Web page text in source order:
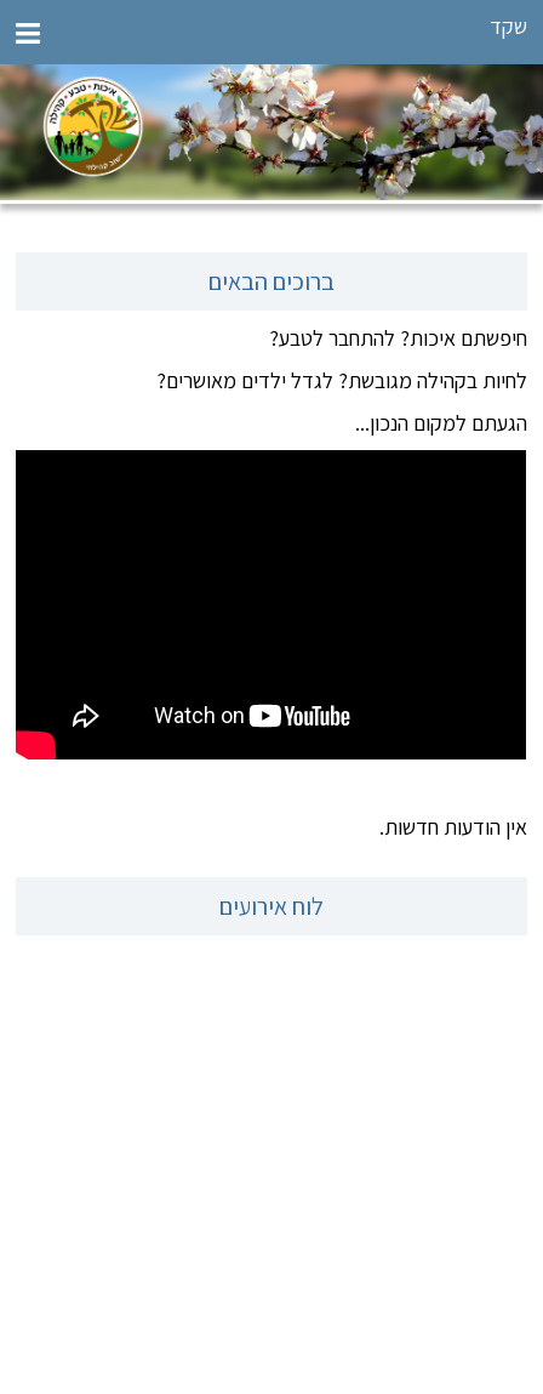
שקד
ברוכים הבאים
חיפשתם איכות? להתחבר לטבע?
לחיות בקהילה מגובשת? לגדל ילדים מאושרים?
הגעתם למקום הנכון...
אין הודעות חדשות.
לוח אירועים